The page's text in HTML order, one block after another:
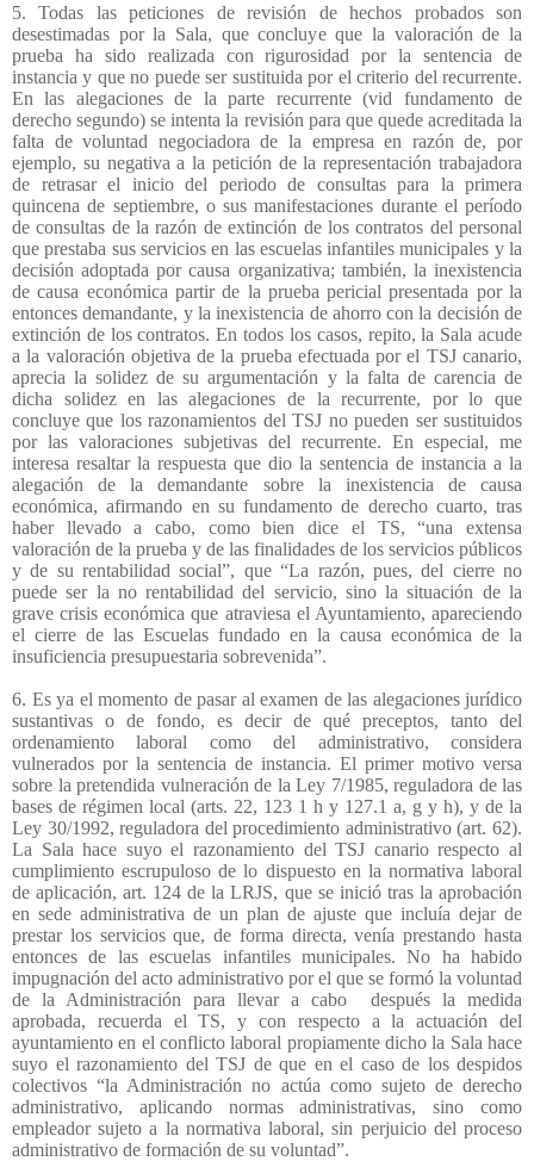
5. Todas las peticiones de revisión de hechos probados son
desestimadas por la Sala, que concluye que la valoración de la
prueba ha sido realizada con rigurosidad por la sentencia de
instancia y que no puede ser sustituida por el criterio del recurrente.
En las alegaciones de la parte recurrente (vid fundamento de
derecho segundo) se intenta la revisión para que quede acreditada la
falta de voluntad negociadora de la empresa en razón de, por
ejemplo, su negativa a la petición de la representación trabajadora
de retrasar el inicio del periodo de consultas para la primera
quincena de septiembre, o sus manifestaciones durante el período
de consultas de la razón de extinción de los contratos del personal
que prestaba sus servicios en las escuelas infantiles municipales y la
decisión adoptada por causa organizativa; también, la inexistencia
de causa económica partir de la prueba pericial presentada por la
entonces demandante, y la inexistencia de ahorro con la decisión de
extinción de los contratos. En todos los casos, repito, la Sala acude
a la valoración objetiva de la prueba efectuada por el TSJ canario,
aprecia la solidez de su argumentación y la falta de carencia de
dicha solidez en las alegaciones de la recurrente, por lo que
concluye que los razonamientos del TSJ no pueden ser sustituidos
por las valoraciones subjetivas del recurrente. En especial, me
interesa resaltar la respuesta que dio la sentencia de instancia a la
alegación de la demandante sobre la inexistencia de causa
económica, afirmando en su fundamento de derecho cuarto, tras
haber llevado a cabo, como bien dice el TS, “una extensa
valoración de la prueba y de las finalidades de los servicios públicos
y de su rentabilidad social”, que “La razón, pues, del cierre no
puede ser la no rentabilidad del servicio, sino la situación de la
grave crisis económica que atraviesa el Ayuntamiento, apareciendo
el cierre de las Escuelas fundado en la causa económica de la
insuficiencia presupuestaria sobrevenida”.
6. Es ya el momento de pasar al examen de las alegaciones jurídico
sustantivas o de fondo, es decir de qué preceptos, tanto del
ordenamiento laboral como del administrativo, considera
vulnerados por la sentencia de instancia. El primer motivo versa
sobre la pretendida vulneración de la Ley 7/1985, reguladora de las
bases de régimen local (arts. 22, 123 1 h y 127.1 a, g y h), y de la
Ley 30/1992, reguladora del procedimiento administrativo (art. 62).
La Sala hace suyo el razonamiento del TSJ canario respecto al
cumplimiento escrupuloso de lo dispuesto en la normativa laboral
de aplicación, art. 124 de la LRJS, que se inició tras la aprobación
en sede administrativa de un plan de ajuste que incluía dejar de
prestar los servicios que, de forma directa, venía prestando hasta
entonces de las escuelas infantiles municipales. No ha habido
impugnación del acto administrativo por el que se formó la voluntad
de la Administración para llevar a cabo
después la medida
aprobada, recuerda el TS, y con respecto a la actuación del
ayuntamiento en el conflicto laboral propiamente dicho la Sala hace
suyo el razonamiento del TSJ de que en el caso de los despidos
colectivos “la Administración no actúa como sujeto de derecho
administrativo, aplicando normas administrativas, sino como
empleador sujeto a la normativa laboral, sin perjuicio del proceso
administrativo de formación de su voluntad”.